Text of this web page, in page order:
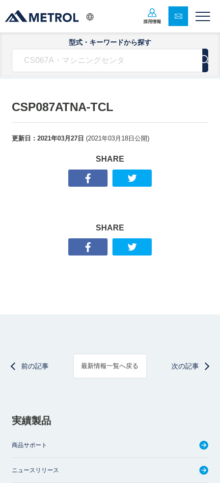
採用情報
型式・キーワードから探す
CSP087ATNA-TCL
更新日： 2021年03月27日 (2021年03月18日 公開)
SHARE
SHARE
前の記事 最新情報一覧へ戻る 次の記事
実績製品
商品サポート
ニュースリリース